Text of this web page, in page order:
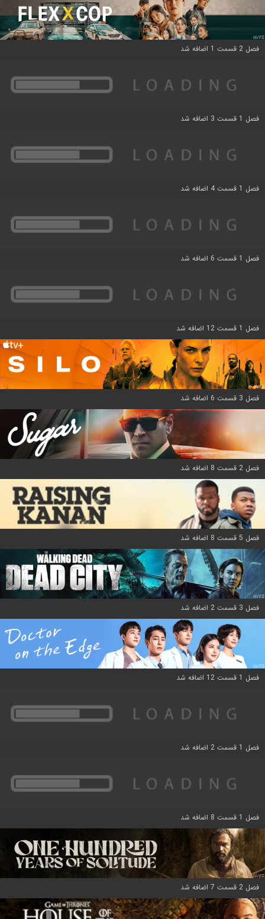
فصل 2 قسمت 1 اضافه شد
فصل 1 قسمت 3 اضافه شد
فصل 1 قسمت 4 اضافه شد
فصل 1 قسمت 6 اضافه شد
فصل 1 قسمت 12 اضافه شد
فصل 3 قسمت 6 اضافه شد
فصل 2 قسمت 8 اضافه شد
فصل 5 قسمت 8 اضافه شد
فصل 3 قسمت 2 اضافه شد
فصل 1 قسمت 12 اضافه شد
فصل 1 قسمت 2 اضافه شد
فصل 1 قسمت 8 اضافه شد
فصل 2 قسمت 7 اضافه شد